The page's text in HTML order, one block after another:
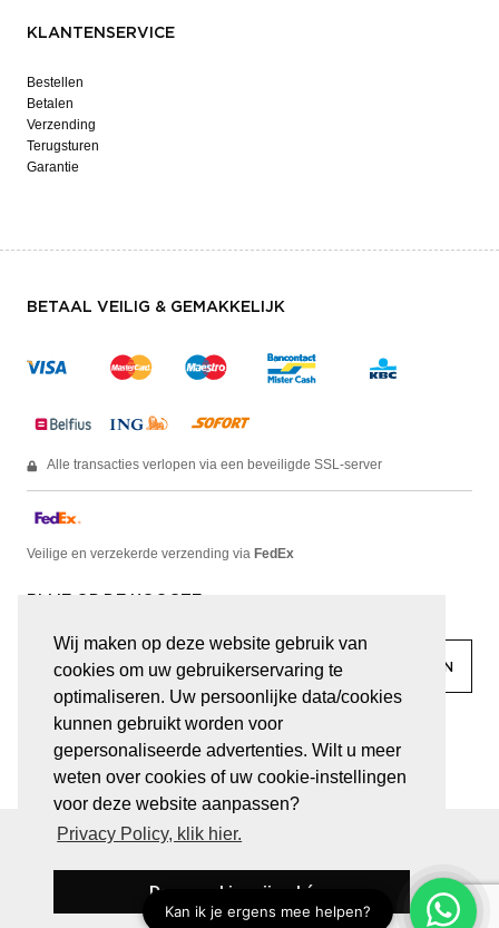
Wij maken op deze website gebruik van
cookies om uw gebruikerservaring te
optimaliseren. Uw persoonlijke data/cookies
kunnen gebruikt worden voor
gepersonaliseerde advertenties. Wilt u meer
weten over cookies of uw cookie-instellingen
voor deze website aanpassen?
Privacy Policy, klik hier.
Deze cookies zijn oké
KLANTENSERVICE
Bestellen
Betalen
Verzending
Terugsturen
Garantie
BETAAL VEILIG & GEMAKKELIJK
Alle transacties verlopen via een beveiligde SSL-server
Veilige en verzekerde verzending via FedEx
facebook linkedin
© JUWELEN HAESEVOETS 2026